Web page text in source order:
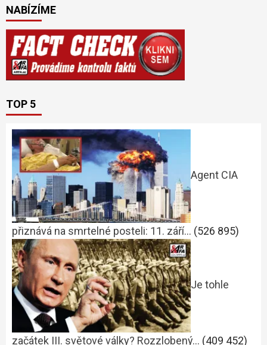
NABÍZÍME
TOP 5
Agent CIA
přiznává na smrtelné posteli: 11. září… (526 895)
Je tohle
začátek III. světové války? Rozzlobený… (409 452)